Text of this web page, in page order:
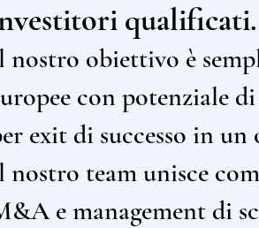
qualificati.
nostro obiettivo è
con potenziale
exit di successo in
nostro team unisce
e management di